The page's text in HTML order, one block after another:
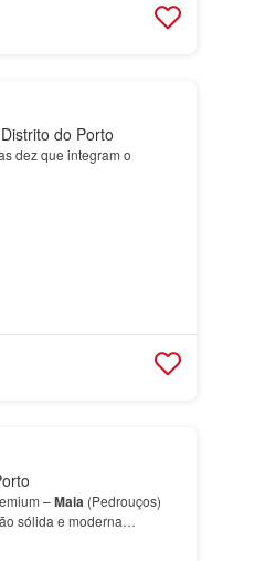
do Porto
dez que integram o
–Maia (Pedrouços)
sólida e moderna